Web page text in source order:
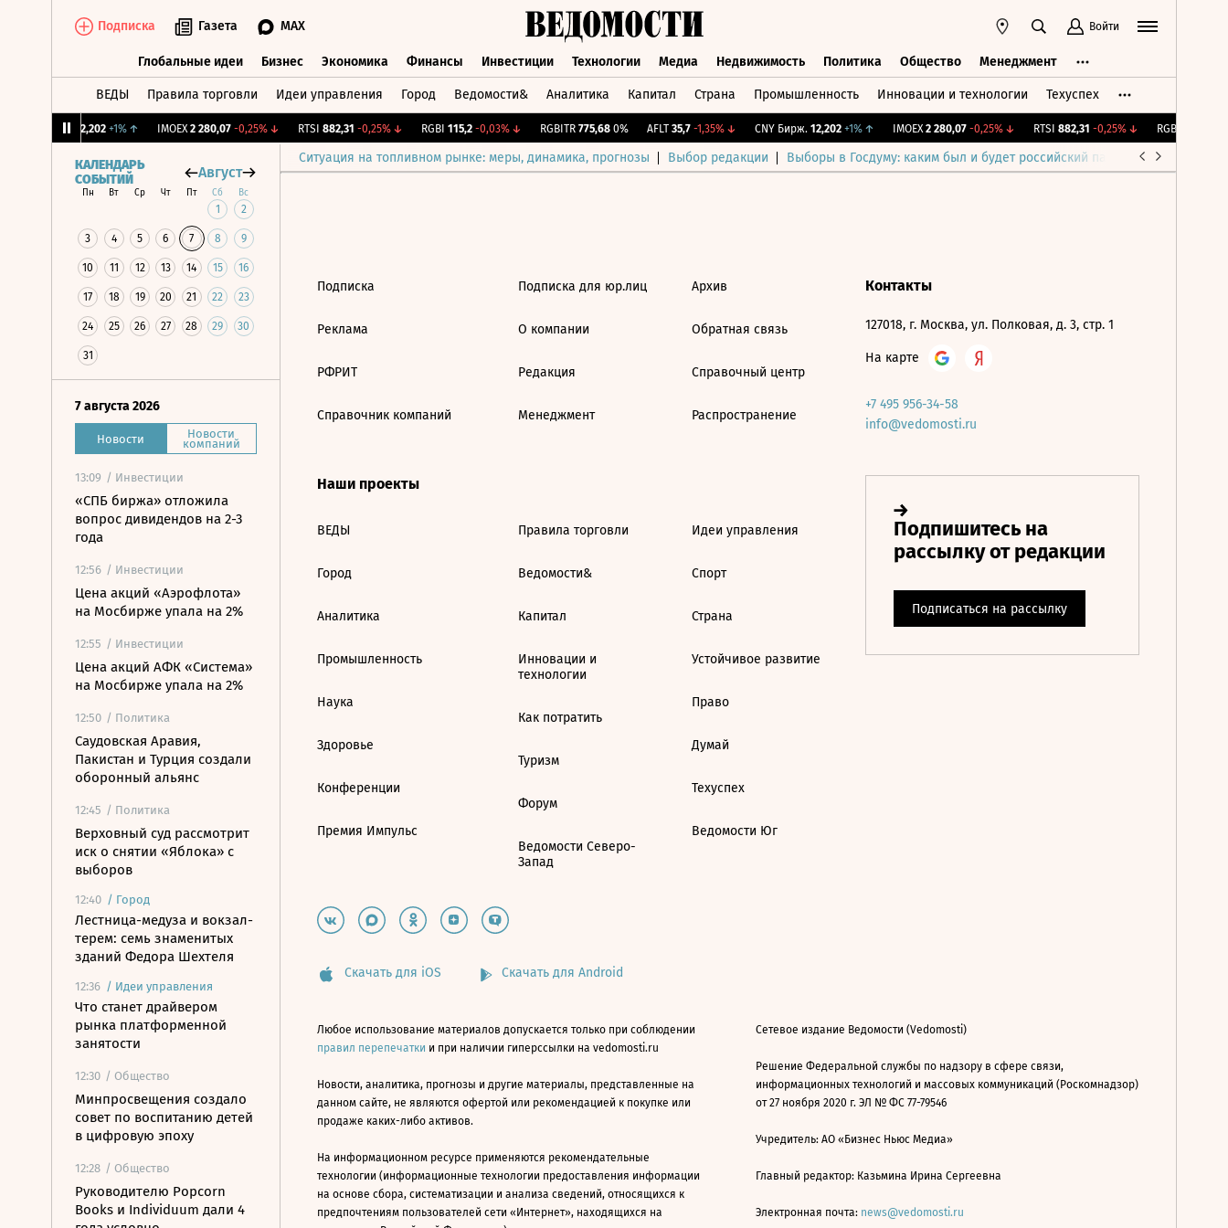
Подписка Газета MAX Войти
Глобальные идеи Бизнес Экономика Финансы Инвестиции Технологии Медиа Недвижимость Политика Общество Менеджмент
ВЕДЫ Правила торговли Идеи управления Город Ведомости& Аналитика Капитал Страна Промышленность Инновации и технологии Техуспех
12,202 +1%↑ IMOEX 2 280,07 -0,25%↓ RTSI 882,31 -0,25%↓ RGBI 115,2 -0,03%↓ RGBITR 775,68 0% AFLT 35,7 -1,35%↓ CNY Бирж. 12,202 +1%↑ IMOEX 2 280,07 -0,25%↓ RTSI 882,31 -0,25%↓ RGBI 115,2
Ситуация на топливном рынке: меры, динамика, прогнозы Выбор редакции Выборы в Госдуму: каким был и будет российский парламент
КАЛЕНДАРЬ
СОБЫТИЙ
Август
Пн Вт Ср Чт Пт Сб Вс
1 2
3 4 5 6 7 8 9
10 11 12 13 14 15 16
17 18 19 20 21 22 23
24 25 26 27 28 29 30
31
7 августа 2026
Новости Новости
компаний
13:09 / Инвестиции
«СПБ биржа» отложила
вопрос дивидендов на 2-3
года
12:56 / Инвестиции
Цена акций «Аэрофлота»
на Мосбирже упала на 2%
12:55 / Инвестиции
Цена акций АФК «Система»
на Мосбирже упала на 2%
12:50 / Политика
Саудовская Аравия,
Пакистан и Турция создали
оборонный альянс
12:45 / Политика
Верховный суд рассмотрит
иск о снятии «Яблока» с
выборов
12:40 / Город
Лестница-медуза и вокзал-
терем: семь знаменитых
зданий Федора Шехтеля
12:36 / Идеи управления
Что станет драйвером
рынка платформенной
занятости
12:30 / Общество
Минпросвещения создало
совет по воспитанию детей
в цифровую эпоху
12:28 / Общество
Руководителю Popcorn
Books и Individuum дали 4
Подписка
Реклама
РФРИТ
Справочник компаний
Подписка для юр.лиц
О компании
Редакция
Менеджмент
Архив
Обратная связь
Справочный центр
Распространение
Наши проекты
ВЕДЫ
Город
Аналитика
Промышленность
Наука
Здоровье
Конференции
Премия Импульс
Правила торговли
Ведомости&
Капитал
Инновации и
технологии
Как потратить
Туризм
Форум
Ведомости Северо-
Запад
Идеи управления
Спорт
Страна
Устойчивое развитие
Право
Думай
Техуспех
Ведомости Юг
Контакты
127018, г. Москва, ул. Полковая, д. 3, стр. 1
На карте
+7 495 956-34-58
info@vedomosti.ru
Скачать для iOS Скачать для Android
Любое использование материалов допускается только при соблюдении
правил перепечатки и при наличии гиперссылки на vedomosti.ru
Новости, аналитика, прогнозы и другие материалы, представленные на
данном сайте, не являются офертой или рекомендацией к покупке или
продаже каких-либо активов.
На информационном ресурсе применяются рекомендательные
технологии (информационные технологии предоставления информации
на основе сбора, систематизации и анализа сведений, относящихся к
предпочтениям пользователей сети «Интернет», находящихся на
Сетевое издание Ведомости (Vedomosti)
Решение Федеральной службы по надзору в сфере связи,
информационных технологий и массовых коммуникаций (Роскомнадзор)
от 27 ноября 2020 г. ЭЛ № ФС 77-79546
Учредитель: АО «Бизнес Ньюс Медиа»
Главный редактор: Казьмина Ирина Сергеевна
Электронная почта: news@vedomosti.ru